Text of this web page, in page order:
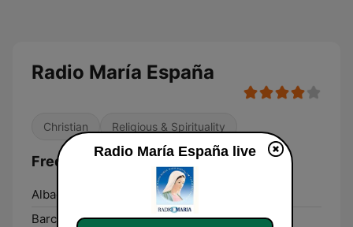
Radio María España
Christian Religious & Spirituality
Frequencies Radio María España:
Albacete:
Barcelona: Online
Radio María España live